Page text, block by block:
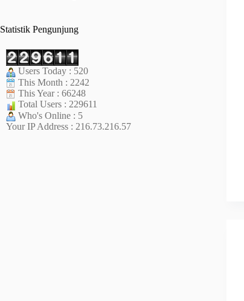
Statistik Pengunjung
Users Today : 520
This Month : 2242
This Year : 66248
Total Users : 229611
Who's Online : 5
Your IP Address : 216.73.216.57